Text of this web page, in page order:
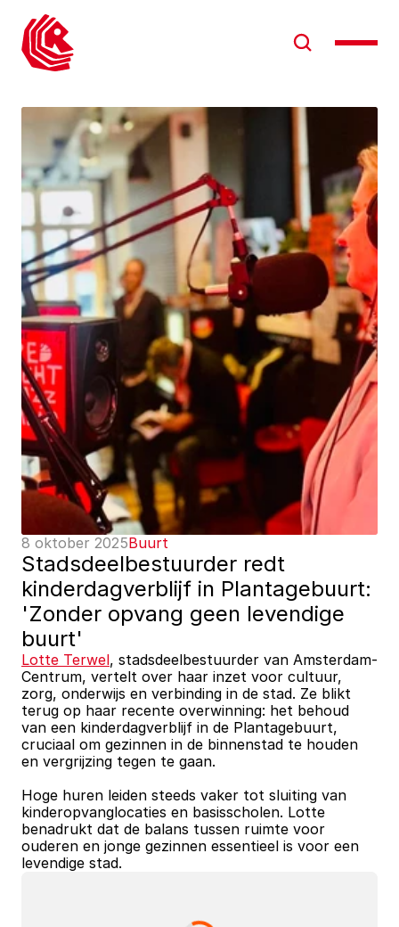
8 oktober 2025Buurt
Stadsdeelbestuurder redt
kinderdagverblijf in Plantagebuurt:
'Zonder opvang geen levendige
buurt'
Lotte Terwel, stadsdeelbestuurder van Amsterdam-
Centrum, vertelt over haar inzet voor cultuur,
zorg, onderwijs en verbinding in de stad. Ze blikt
terug op haar recente overwinning: het behoud
van een kinderdagverblijf in de Plantagebuurt,
cruciaal om gezinnen in de binnenstad te houden
en vergrijzing tegen te gaan.
Hoge huren leiden steeds vaker tot sluiting van
kinderopvanglocaties en basisscholen. Lotte
benadrukt dat de balans tussen ruimte voor
ouderen en jonge gezinnen essentieel is voor een
levendige stad.